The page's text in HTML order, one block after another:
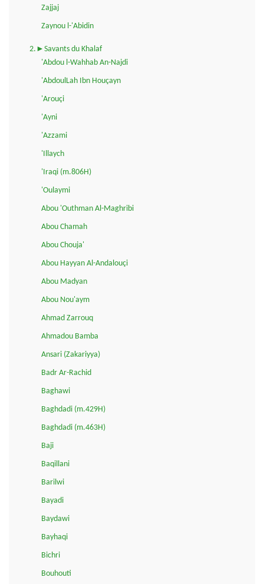
Zajjaj
Zaynou l-'Abidin
2.►Savants du Khalaf
'Abdou l-Wahhab An-Najdi
'AbdoulLah Ibn Houçayn
'Arouçi
'Ayni
'Azzami
'Illaych
'Iraqi (m.806H)
'Oulaymi
Abou 'Outhman Al-Maghribi
Abou Chamah
Abou Chouja'
Abou Hayyan Al-Andalouçi
Abou Madyan
Abou Nou'aym
Ahmad Zarrouq
Ahmadou Bamba
Ansari (Zakariyya)
Badr Ar-Rachid
Baghawi
Baghdadi (m.429H)
Baghdadi (m.463H)
Baji
Baqillani
Barilwi
Bayadi
Baydawi
Bayhaqi
Bichri
Bouhouti